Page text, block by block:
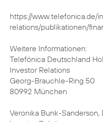
https://www.telefonica.de/
relations/publikationen/
Weitere Informationen:
Telefónica Deutschland
Investor Relations
Georg-Brauchle-Ring 50
80992 München
Veronika Bunk-